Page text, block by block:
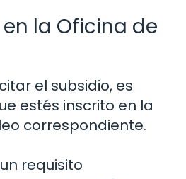
la Oficina de
el subsidio, es
estés inscrito en la
correspondiente.
requisito